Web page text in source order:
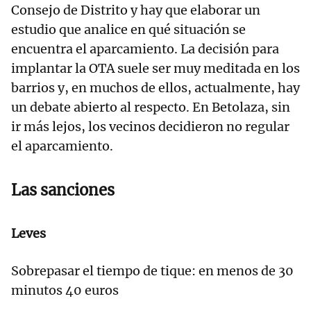
Consejo de Distrito y hay que elaborar un
estudio que analice en qué situación se
encuentra el aparcamiento. La decisión para
implantar la OTA suele ser muy meditada en los
barrios y, en muchos de ellos, actualmente, hay
un debate abierto al respecto. En Betolaza, sin
ir más lejos, los vecinos decidieron no regular
el aparcamiento.
Las sanciones
Leves
Sobrepasar el tiempo de tique: en menos de 30
minutos 40 euros